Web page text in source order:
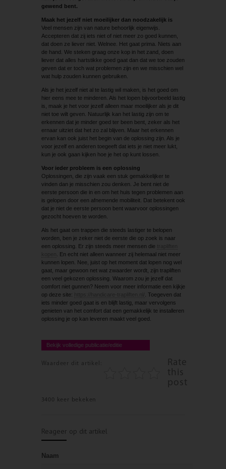
gewend bent.
Maak het jezelf niet moeilijker dan noodzakelijk is
Veel mensen zijn van nature behoorlijk eigenwijs.
Accepteren dat zij iets niet of niet meer zo goed kunnen,
dat doen ze liever niet. Welnee. Het gaat prima. Niets aan
de hand. We steken graag onze kop in het zand, doen
liever dat alles hartstikke goed gaat dan dat we toe zouden
geven dat er toch wat problemen zijn en we misschien wel
wat hulp zouden kunnen gebruiken.
Als je het jezelf niet al te lastig wil maken, is het goed om
hier eens mee te minderen. Als het lopen bijvoorbeeld lastig
is, maak je het voor jezelf alleen maar moeilijker als je dit
niet toe wilt geven. Natuurlijk kan het lastig zijn om te
erkennen dat je minder goed ter been bent, zeker als het
ernaar uitziet dat het zo zal blijven. Maar het erkennen
ervan kan ook juist het begin van de oplossing zijn. Als je
voor jezelf en anderen toegeeft dat iets je niet meer lukt,
kun je ook gaan kijken hoe je het op kunt lossen.
Voor ieder probleem is een oplossing
Oplossingen, die zijn vaak een stuk gemakkelijker te
vinden dan je misschien zou denken. Je bent niet de
eerste persoon die in en om het huis tegen problemen aan
is gelopen door een afnemende mobiliteit. Dat betekent ook
dat je niet de eerste persoon bent waarvoor oplossingen
gezocht hoeven te worden.
Als het gaat om trappen die steeds lastiger te belopen
worden, ben je zeker niet de eerste die op zoek is naar
een oplossing. Er zijn steeds meer mensen die
. En echt niet alleen wanneer zij helemaal niet meer
kunnen lopen. Nee, juist op het moment dat lopen nog wel
gaat, maar gewoon net wat zwaarder wordt, zijn trapliften
een veel gekozen oplossing. Waarom zou je jezelf dat
comfort niet gunnen? Neem voor meer informatie een kijkje
op deze site:
. Toegeven dat
iets minder goed gaat is en blijft lastig, maar vervolgens
genieten van het comfort dat een gemakkelijk te installeren
oplossing je op kan leveren maakt veel goed.
Bekijk volledige publicatie/editie
Waardeer dit artikel:
Rate
this
post
3400 keer bekeken
Reageer op dit artikel
Naam